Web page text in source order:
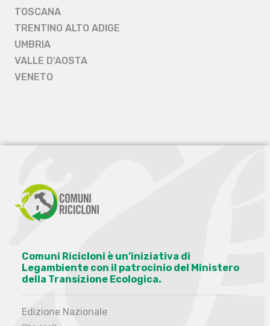
TOSCANA
TRENTINO ALTO ADIGE
UMBRIA
VALLE D'AOSTA
VENETO
Comuni Ricicloni è un’iniziativa di
Legambiente con il patrocinio del Ministero
della Transizione Ecologica.
Edizione Nazionale